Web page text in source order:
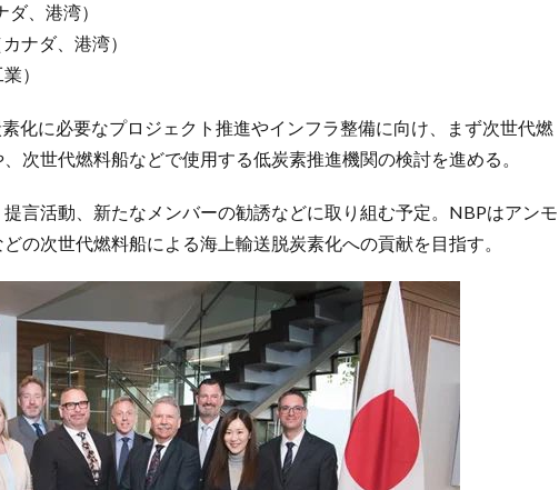
、港湾）
ナダ、港湾）
）
化に必要なプロジェクト推進やインフラ整備に向け、まず次世代燃
次世代燃料船などで使用する低炭素推進機関の検討を進める。
言活動、新たなメンバーの勧誘などに取り組む予定。NBPはアンモ
の次世代燃料船による海上輸送脱炭素化への貢献を目指す。